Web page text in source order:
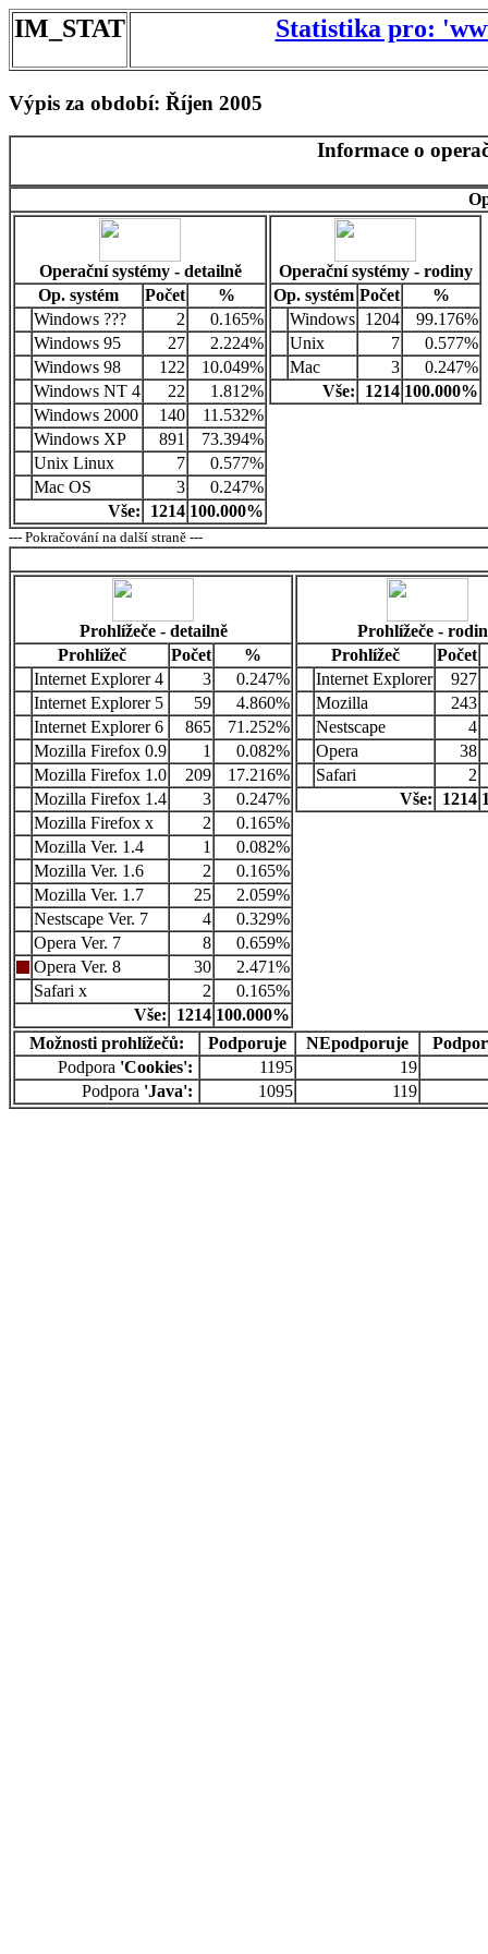
IM_STAT Statistika pro:
Výpis za období: Říjen 2005
Informace o
Operační systémy - detailně
Op. systém
Počet
%
Windows ???
2
0.165%
Windows 95
27
2.224%
Windows 98
122
10.049%
Windows NT 4
22
1.812%
Windows 2000
140
11.532%
Windows XP
891
73.394%
Unix Linux
7
0.577%
Mac OS
3
0.247%
Vše:
1214 100.000%
Operační systémy - rodiny
Op. systém Počet
%
Windows 1204
99.176%
Unix
7
0.577%
Mac
3
0.247%
Vše:
1214 100.000%
--- Pokračování na další straně ---
Prohlížeče - detailně
Prohlížeč
Počet
%
Internet Explorer 4
3
0.247%
Internet Explorer 5
59
4.860%
Internet Explorer 6
865
71.252%
Mozilla Firefox 0.9
1
0.082%
Mozilla Firefox 1.0
209
17.216%
Mozilla Firefox 1.4
3
0.247%
Mozilla Firefox x
2
0.165%
Mozilla Ver. 1.4
1
0.082%
Mozilla Ver. 1.6
2
0.165%
Mozilla Ver. 1.7
25
2.059%
Nestscape Ver. 7
4
0.329%
Opera Ver. 7
8
0.659%
Opera Ver. 8
30
2.471%
Safari x
2
0.165%
Vše:
1214 100.000%
Prohlížeče -
Prohlížeč
Počet
Internet Explorer
927
Mozilla
243
Nestscape
4
Opera
38
Safari
2
Vše:
1214
Možnosti prohlížečů: Podporuje NEpodporuje
Podpora 'Cookies': 1195
19
Podpora 'Java': 1095 119